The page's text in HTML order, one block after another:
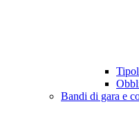
Bandi di gara e